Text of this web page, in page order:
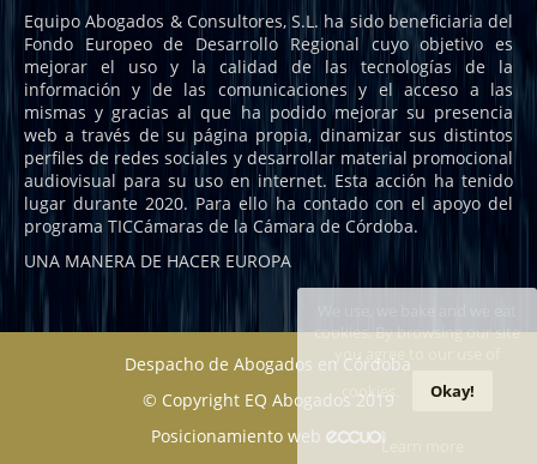
cookies. By browsing our site
you agree to our use of
cookies.
Okay!
Learn more
Equipo Abogados & Consultores, S.L. ha sido beneficiaria del
Fondo Europeo de Desarrollo Regional cuyo objetivo es
mejorar el uso y la calidad de las tecnologías de la
información y de las comunicaciones y el acceso a las
mismas y gracias al que ha podido mejorar su presencia
web a través de su página propia, dinamizar sus distintos
perfiles de redes sociales y desarrollar material promocional
audiovisual para su uso en internet. Esta acción ha tenido
lugar durante 2020. Para ello ha contado con el apoyo del
programa TICCámaras de la Cámara de Córdoba.
UNA MANERA DE HACER EUROPA
Despacho de Abogados en Córdoba
© Copyright EQ Abogados 2019
Posicionamiento web